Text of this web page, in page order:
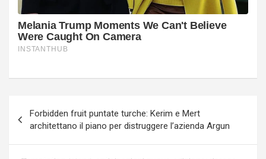
articoli
Forbidden fruit puntate turche: Kerim e Mert
architettano il piano per distruggere l’azienda Argun